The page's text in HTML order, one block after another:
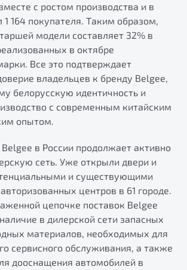
седан
кроссовер
₽*
выгодах при покупке
в наличии
уверены на дорогах с программой
ТО
поддержка
с ростом производства и в
1 164 покупателя. Таким образом,
модели составляет 32% в
в октябре
Все это подтверждает
владельцев к бренду Belgee,
белорусскую идентичность и
с современным китайским
опытом.
в России продолжает активно
сеть. Уже открыли двери и
и существующими
центров в 61 городе.
цепочке поставок Belgee
в дилерской сети запасных
материалов, необходимых для
сервисного обслуживания, а также
дооснащения автомобилей в